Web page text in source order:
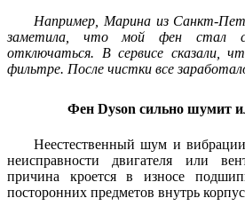
Например, Марина из Санкт-
заметила, что мой фен стал
отключаться. В сервисе сказали,
фильтре. После чистки все
Фен Dyson сильно шумит
Неестественный шум и
неисправности двигателя или
причина кроется в износе
посторонних предметов внутрь